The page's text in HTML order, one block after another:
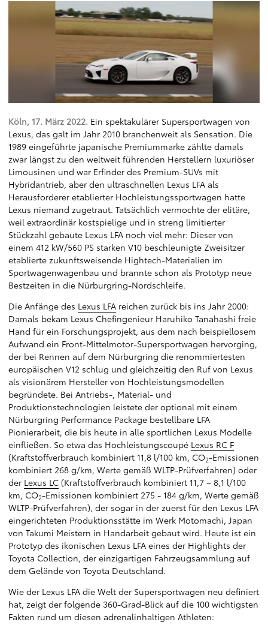
Köln, 17. März 2022. Ein spektakulärer Supersportwagen von
Lexus, das galt im Jahr 2010 branchenweit als Sensation. Die
1989 eingeführte japanische Premiummarke zählte damals
zwar längst zu den weltweit führenden Herstellern luxuriöser
Limousinen und war Erfinder des Premium-SUVs mit
Hybridantrieb, aber den ultraschnellen Lexus LFA als
Herausforderer etablierter Hochleistungssportwagen hatte
Lexus niemand zugetraut. Tatsächlich vermochte der elitäre,
weil extraordinär kostspielige und in streng limitierter
Stückzahl gebaute Lexus LFA noch viel mehr: Dieser von
einem 412 kW/560 PS starken V10 beschleunigte Zweisitzer
etablierte zukunftsweisende Hightech-Materialien im
Sportwagenwagenbau und brannte schon als Prototyp neue
Bestzeiten in die Nürburgring-Nordschleife.
Die Anfänge des Lexus LFA reichen zurück bis ins Jahr 2000:
Damals bekam Lexus Chefingenieur Haruhiko Tanahashi freie
Hand für ein Forschungsprojekt, aus dem nach beispiellosem
Aufwand ein Front-Mittelmotor-Supersportwagen hervorging,
der bei Rennen auf dem Nürburgring die renommiertesten
europäischen V12 schlug und gleichzeitig den Ruf von Lexus
als visionärem Hersteller von Hochleistungsmodellen
begründete. Bei Antriebs-, Material- und
Produktionstechnologien leistete der optional mit einem
Nürburgring Performance Package bestellbare LFA
Pionierarbeit, die bis heute in alle sportlichen Lexus Modelle
einfließen. So etwa das Hochleistungscoupé Lexus RC F
(Kraftstoffverbrauch kombiniert 11,8 l/100 km, CO2-Emissionen
kombiniert 268 g/km, Werte gemäß WLTP-Prüfverfahren) oder
der Lexus LC (Kraftstoffverbrauch kombiniert 11,7 – 8,1 l/100
km, CO2-Emissionen kombiniert 275 - 184 g/km, Werte gemäß
WLTP-Prüfverfahren), der sogar in der zuerst für den Lexus LFA
eingerichteten Produktionsstätte im Werk Motomachi, Japan
von Takumi Meistern in Handarbeit gebaut wird. Heute ist ein
Prototyp des ikonischen Lexus LFA eines der Highlights der
Toyota Collection, der einzigartigen Fahrzeugsammlung auf
dem Gelände von Toyota Deutschland.
Wie der Lexus LFA die Welt der Supersportwagen neu definiert
hat, zeigt der folgende 360-Grad-Blick auf die 100 wichtigsten
Fakten rund um diesen adrenalinhaltigen Athleten: